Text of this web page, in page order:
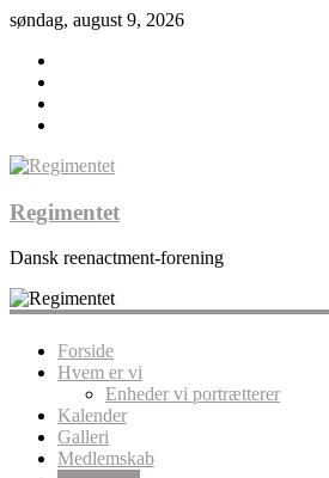
søndag, august 9, 2026
Regimentet
Dansk reenactment-forening
Forside
Hvem er vi
Enheder vi portrætterer
Kalender
Galleri
Medlemskab